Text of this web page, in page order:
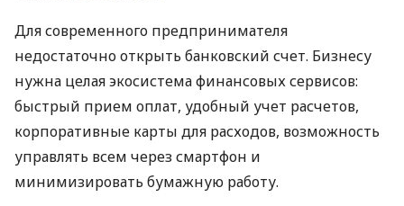
Для современного предпринимателя
недостаточно открыть банковский счет. Бизнесу
нужна целая экосистема финансовых сервисов:
быстрый прием оплат, удобный учет расчетов,
корпоративные карты для расходов, возможность
управлять всем через смартфон и
минимизировать бумажную работу.